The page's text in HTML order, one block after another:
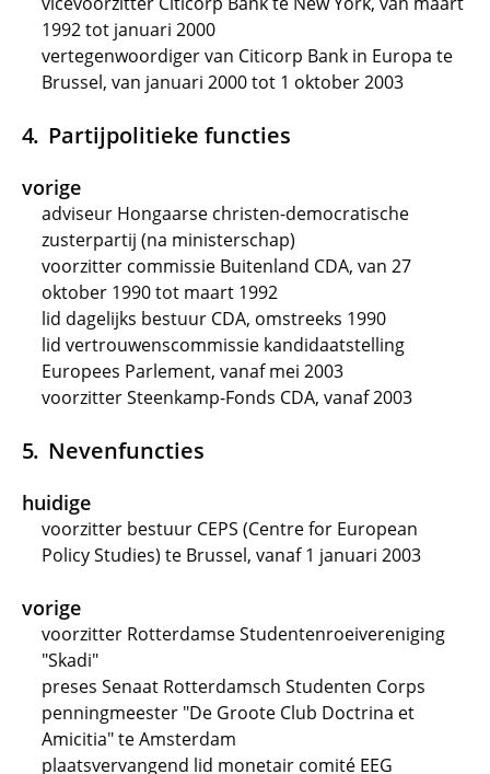
1992 tot januari 2000
vertegenwoordiger van Citicorp Bank in Europa te
Brussel, van januari 2000 tot 1 oktober 2003
Partijpolitieke functies
vorige
adviseur Hongaarse christen-democratische
zusterpartij (na ministerschap)
voorzitter commissie Buitenland CDA, van 27
oktober 1990 tot maart 1992
lid dagelijks bestuur CDA, omstreeks 1990
lid vertrouwenscommissie kandidaatstelling
Europees Parlement, vanaf mei 2003
voorzitter Steenkamp-Fonds CDA, vanaf 2003
Nevenfuncties
huidige
voorzitter bestuur CEPS (Centre for European
Policy Studies) te Brussel, vanaf 1 januari 2003
vorige
voorzitter Rotterdamse Studentenroeivereniging
"Skadi"
preses Senaat Rotterdamsch Studenten Corps
penningmeester "De Groote Club Doctrina et
Amicitia" te Amsterdam
plaatsvervangend lid monetair comité EEG